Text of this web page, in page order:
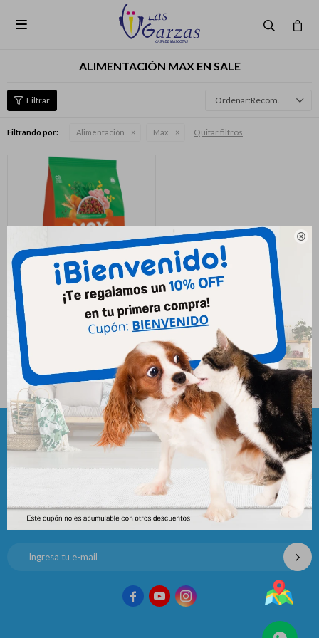


ALIMENTACIÓN MAX EN SALE
Recomendados
Filtrando por: Alimentación Max Quitar filtros
Max Perro Adulto Buffet 22
¡Suscribite y recibí todas nuestras novedades!
  